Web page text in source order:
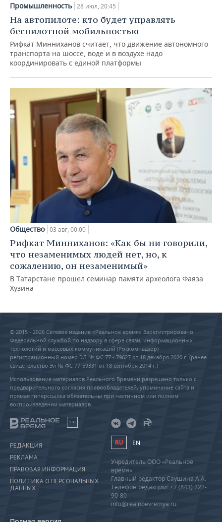
Промышленность 28 июл, 20:45
На автопилоте: кто будет управлять
беспилотной мобильностью
Рифкат Минниханов считает, что движение автономного
транспорта на шоссе, воде и в воздухе надо
координировать с единой платформы
Общество 03 авг, 00:00
Рифкат Минниханов: «Как бы ни говорили,
что незаменимых людей нет, но, к
сожалению, он незаменимый»
В Татарстане прошел семинар памяти археолога Фаяза
Хузина
© 2015 - 2026 Сетевое издание «Реальное время» Зарегистрировано
Федеральной службой по надзору в сфере связи, информационных
технологий и массовых коммуникаций (Роскомнадзор) –
регистрационный номер ЭЛ № ФС 77 - 79627 от 18 декабря 2020 г. (ранее
свидетельство Эл № ФС 77-59331 от 18 сентября 2014 г.)
Использование материалов Реального Времени разрешено только с
предварительного согласия правообладателей, упоминание сайта и
прямая гиперссылка обязательны при частичном или полном
воспроизведении материалов.
18+
РЕДАКЦИЯ
РЕКЛАМА
ПРАВОВАЯ ИНФОРМАЦИЯ
ПОЛИТИКА О ПЕРСОНАЛЬНЫХ
ДАННЫХ
RU EN
Учредитель ООО «Реальное
время»
Главный редактор Саушина А.А.
Телефон редакции: +7 (843) 222-
90-80
info@realnoevremya.ru